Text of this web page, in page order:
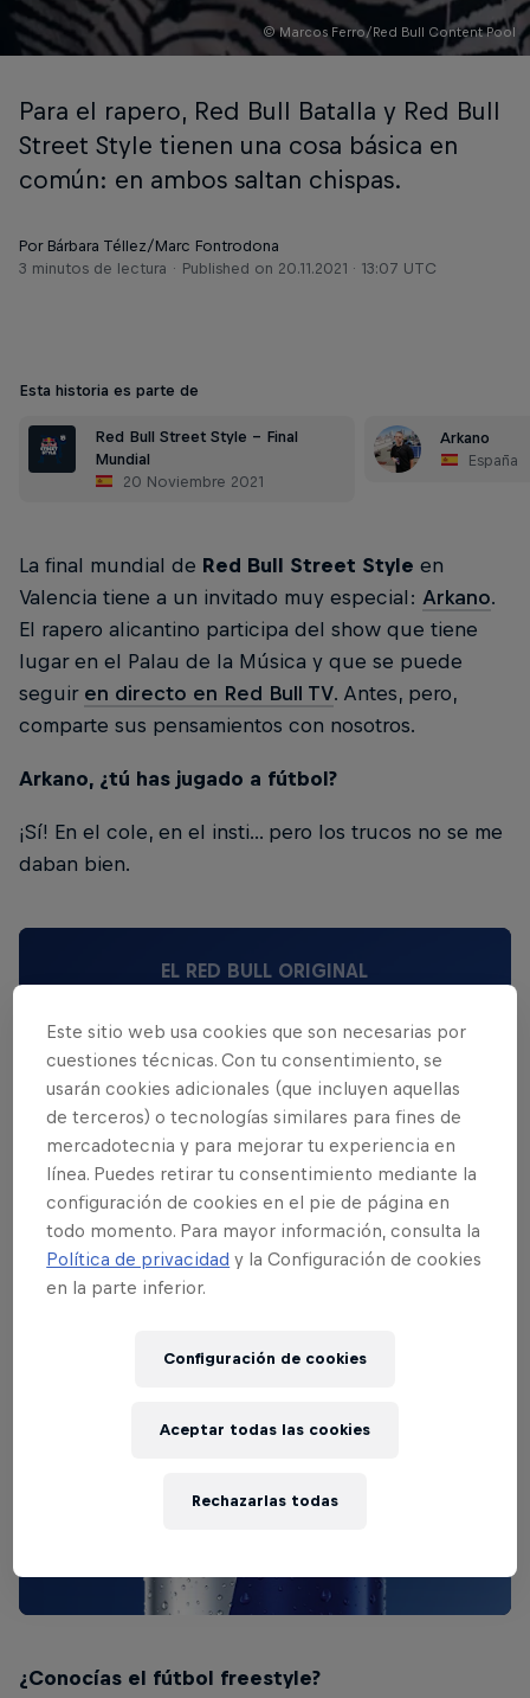
© Marcos Ferro/Red Bull Content Pool
Para el rapero, Red Bull Batalla y Red Bull
Street Style tienen una cosa básica en
común: en ambos saltan chispas.
Por Bárbara Téllez/Marc Fontrodona
3 minutos de lectura
Published on 20.11.2021 · 13:07 UTC
Esta historia es parte de
Red Bull Street Style - Final
Mundial
20 Noviembre 2021
Arkano
España
La final mundial de Red Bull Street Style en
Valencia tiene a un invitado muy especial: Arkano.
El rapero alicantino participa del show que tiene
lugar en el Palau de la Música y que se puede
seguir en directo en Red Bull TV. Antes, pero,
comparte sus pensamientos con nosotros.
Arkano, ¿tú has jugado a fútbol?
¡Sí! En el cole, en el insti... pero los trucos no se me
daban bien.
EL RED BULL ORIGINAL
Red Bull Energy Drink
Saber más
¿Conocías el fútbol freestyle?
Este sitio web usa cookies que son necesarias por
cuestiones técnicas. Con tu consentimiento, se
usarán cookies adicionales (que incluyen aquellas
de terceros) o tecnologías similares para fines de
mercadotecnia y para mejorar tu experiencia en
línea. Puedes retirar tu consentimiento mediante la
configuración de cookies en el pie de página en
todo momento. Para mayor información, consulta la
Política de privacidad y la Configuración de cookies
en la parte inferior.
Configuración de cookies
Rechazarlas todas
Aceptar todas las cookies